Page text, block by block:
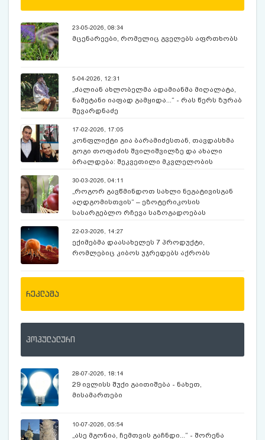
23-05-2026, 08:34
მცენარეები, რომელიც გველებს აფრთხობს
5-04-2026, 12:31
„ძალიან ახლობელმა ადამიანმა მიღალატა,
ნამეტანი იაფად გამყიდა...“ - რას წერს ზურაბ
შევარდნაძე
17-02-2026, 17:05
კონფლიქტი გია ბარამიძესთან, თავდასხმა
გოგი თოფაძის შვილიშვილზე და ახალი
ბრალდება: შეკვეთილი მკვლელობის
ჟვანიაზე?
30-03-2026, 04:11
„როგორ გავწმინდოთ სახლი ნეგატივისგან
აღდგომისთვის“ – ეზოტერიკოსის
სასარგებლო რჩევა საზოგადოებას
22-03-2026, 14:27
ექიმებმა დაასახელეს 7 პროდუქტი,
რომლებიც კიბოს უჯრედებს აქრობს
რეკლამა
პოპულალური
28-07-2026, 18:14
29 ივლისს შუქი გაითიშება - ნახეთ,
მისამართები
10-07-2026, 05:54
„ასე მგონია, ჩემთვის გაჩნდი...“ - შორენა